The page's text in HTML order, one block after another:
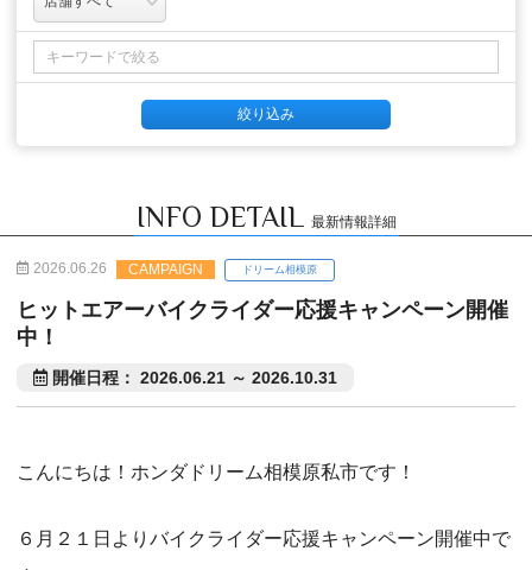
INFO DETAIL 最新情報詳細
2026.06.26 CAMPAIGN ドリーム相模原
ヒットエアーバイクライダー応援キャンペーン開催
中！
開催日程： 2026.06.21 ～ 2026.10.31
こんにちは！ホンダドリーム相模原私市です！
６月２１日よりバイクライダー応援キャンペーン開催中で